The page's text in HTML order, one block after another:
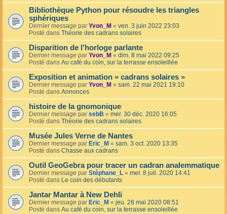
Bibliothèque Python pour résoudre les triangles
sphériques
Dernier message par Yvon_M « ven. 3 juin 2022 23:03
Posté dans Théorie des cadrans solaires
Disparition de l’horloge parlante
Dernier message par Yvon_M « dim. 8 mai 2022 09:25
Posté dans Au café du coin, sur la terrasse ensoleillée
Exposition et animation « cadrans solaires »
Dernier message par Yvon_M « sam. 22 mai 2021 19:10
Posté dans Annonces
histoire de la gnomonique
Dernier message par sebB « mer. 30 déc. 2020 16:05
Posté dans Théorie des cadrans solaires
Musée Jules Verne de Nantes
Dernier message par Eric_M « sam. 3 oct. 2020 13:35
Posté dans Chasse aux cadrans
Outil GeoGebra pour tracer un cadran analemmatique
Dernier message par Stéphane_L « mer. 8 juil. 2020 14:41
Posté dans Le coin des débutants
Jantar Mantar à New Dehli
Dernier message par Eric_M « jeu. 28 mai 2020 08:51
Posté dans Au café du coin, sur la terrasse ensoleillée